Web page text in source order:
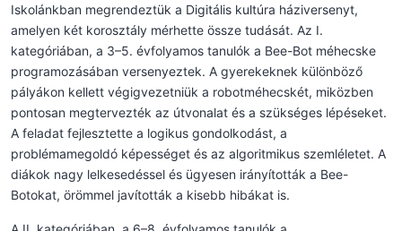
Iskolánkban megrendeztük a Digitális kultúra háziversenyt,
amelyen két korosztály mérhette össze tudását. Az I.
kategóriában, a 3–5. évfolyamos tanulók a Bee-Bot méhecske
programozásában versenyeztek. A gyerekeknek különböző
pályákon kellett végigvezetniük a robotméhecskét, miközben
pontosan megtervezték az útvonalat és a szükséges lépéseket.
A feladat fejlesztette a logikus gondolkodást, a
problémamegoldó képességet és az algoritmikus szemléletet. A
diákok nagy lelkesedéssel és ügyesen irányították a Bee-
Botokat, örömmel javították a kisebb hibákat is.